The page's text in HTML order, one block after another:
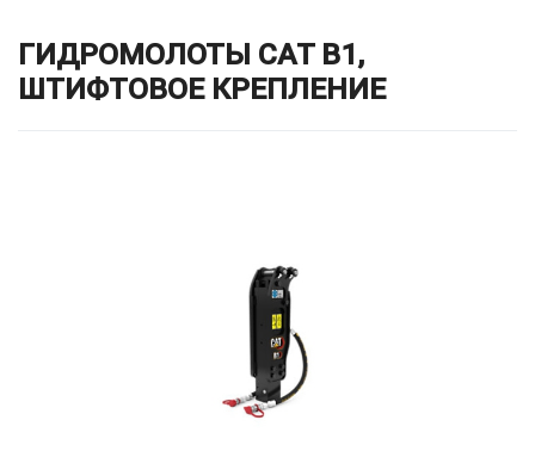
ГИДРОМОЛОТЫ CAT B1,
ШТИФТОВОЕ КРЕПЛЕНИЕ